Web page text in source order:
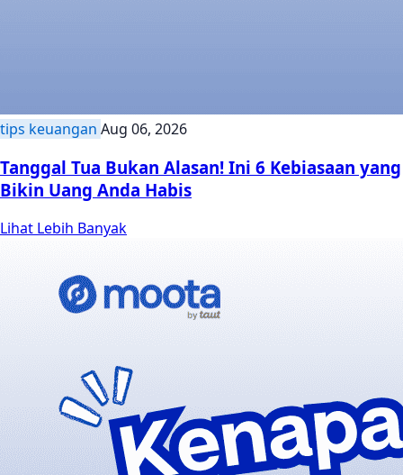
tips keuangan Aug 06, 2026
Tanggal Tua Bukan Alasan! Ini 6 Kebiasaan yang
Bikin Uang Anda Habis
Lihat Lebih Banyak